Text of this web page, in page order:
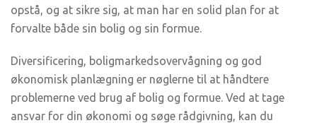
opstå, og at sikre sig, at man har en solid plan for at
forvalte både sin bolig og sin formue.
Diversificering, boligmarkedsovervågning og god
økonomisk planlægning er nøglerne til at håndtere
problemerne ved brug af bolig og formue. Ved at tage
ansvar for din økonomi og søge rådgivning, kan du